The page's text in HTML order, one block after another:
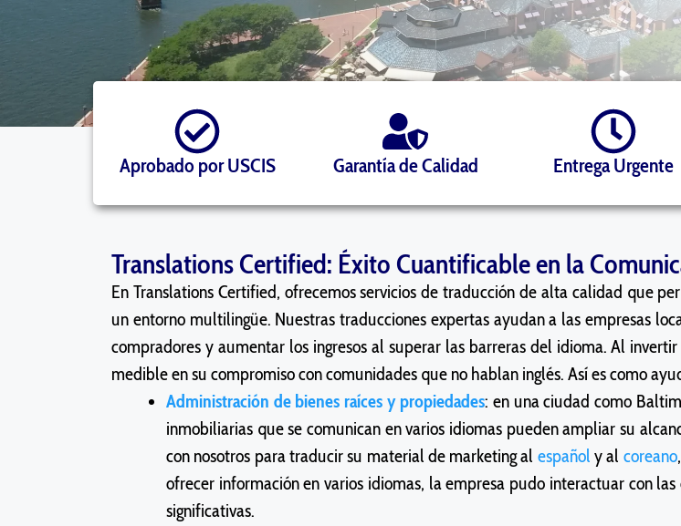
Aprobado por USCIS Garantía de Calidad Entrega Urgente
Translations Certified: Éxito Cuantificable en la
En Translations Certified, ofrecemos servicios de traducción de alta calidad que
un entorno multilingüe. Nuestras traducciones expertas ayudan a las empresas
compradores y aumentar los ingresos al superar las barreras del idioma. Al
medible en su compromiso con comunidades que no hablan inglés. Así es como
Administración de bienes raíces y propiedades: en una ciudad como
inmobiliarias que se comunican en varios idiomas pueden ampliar su
con nosotros para traducir su material de marketing al español y al coreano
ofrecer información en varios idiomas, la empresa pudo interactuar con
significativas.